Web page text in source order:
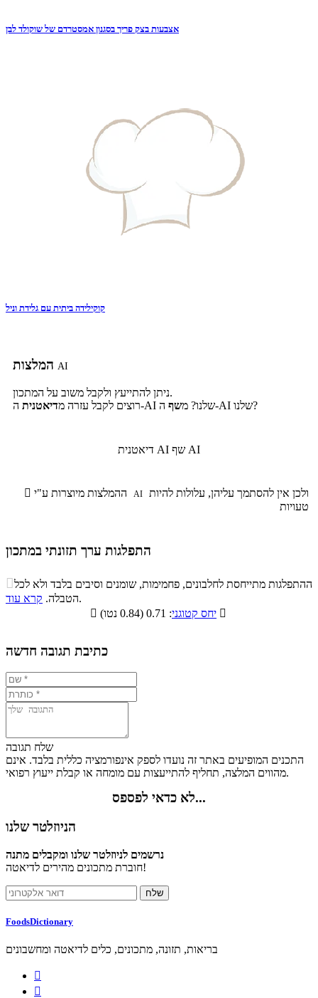
אצבעות בצק פריך בסגנון אמסטרדם של שוקולד לבן
קוקילידה ביתית עם גלידת וניל
AI
ניתן להתייעץ ולקבל משוב על המתכון.
רוצים לקבל עזרה מדיאטנית ה-AI שלנו? משף ה-AI שלנו?
דיאטנית AI שף AI
 AI
טעויות
התפלגות ערך תזונתי במתכון
התפלגות ערך תזונתי במתכון
סיבים
תזונתיים
שומנים חלבונים
37.7%
ההתפלגות מתייחסת לחלבונים, פחמימות, שומנים וסיבים בלבד ולא לכל
הטבלה. קרא עוד
.

יחס קטוגני 
כתיבת תגובה חדשה
שלח תגובה
התכנים המופיעים באתר זה נועדו לספק אינפורמציה כללית בלבד. אינם
מהווים המלצה, תחליף להתייעצות עם מומחה או קבלת ייעוץ רפואי.
לא כדאי לפספס...
הניוזלטר שלנו
נרשמים לניוזלטר שלנו ומקבלים מתנה
חוברת מתכונים מהירים לדיאטה!
FoodsDictionary
בריאות, תזונה, מתכונים, כלים לדיאטה ומחשבונים

